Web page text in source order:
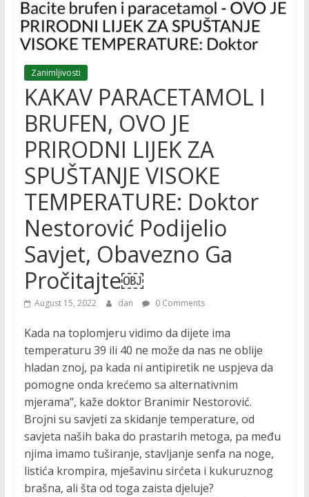
Zanimljivosti
KAKAV PARACETAMOL I
BRUFEN, OVO JE
PRIRODNI LIJEK ZA
SPUŠTANJE VISOKE
TEMPERATURE: Doktor
Nestorović Podijelio
Savjet, Obavezno Ga
Pročitajte￼
August 15, 2022 dan 0 Comments
Kada na toplomjeru vidimo da dijete ima
temperaturu 39 ili 40 ne može da nas ne oblije
hladan znoj, pa kada ni antipiretik ne uspjeva da
pomogne onda krećemo sa alternativnim
mjerama”, kaže doktor Branimir Nestorović.
Brojni su savjeti za skidanje temperature, od
savjeta naših baka do prastarih metoga, pa među
njima imamo tuširanje, stavljanje senfa na noge,
listića krompira, mješavinu sirćeta i kukuruznog
brašna, ali šta od toga zaista djeluje?